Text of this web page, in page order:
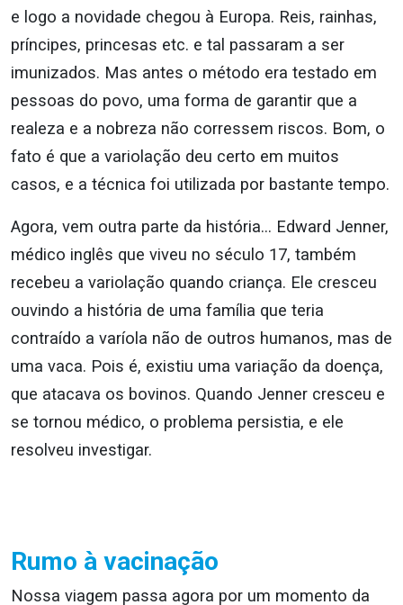
e logo a novidade chegou à Europa. Reis, rainhas,
príncipes, princesas etc. e tal passaram a ser
imunizados. Mas antes o método era testado em
pessoas do povo, uma forma de garantir que a
realeza e a nobreza não corressem riscos. Bom, o
fato é que a variolação deu certo em muitos
casos, e a técnica foi utilizada por bastante tempo.
Agora, vem outra parte da história… Edward Jenner,
médico inglês que viveu no século 17, também
recebeu a variolação quando criança. Ele cresceu
ouvindo a história de uma família que teria
contraído a varíola não de outros humanos, mas de
uma vaca. Pois é, existiu uma variação da doença,
que atacava os bovinos. Quando Jenner cresceu e
se tornou médico, o problema persistia, e ele
resolveu investigar.
Rumo à vacinação
Nossa viagem passa agora por um momento da